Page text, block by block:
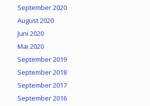
September 2020
August 2020
Juni 2020
Mai 2020
September 2019
September 2018
September 2017
September 2016